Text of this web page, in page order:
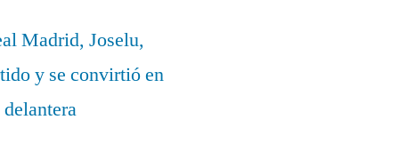
Madrid, Joselu,
y se convirtió en